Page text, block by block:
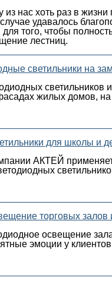
нас хоть раз в
удавалось
для того, чтобы
лестниц.
светильники на
светильников
жилых домов,
для школы и
АКТЕЙ
торговых залов
освещение
эмоции у